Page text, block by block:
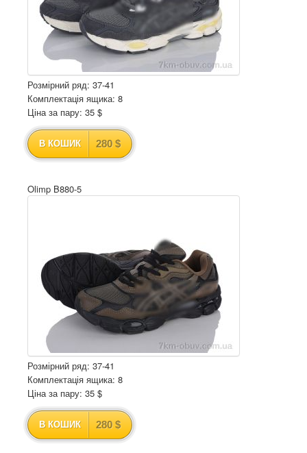
Розмірний ряд: 37-41
Комплектація ящика: 8
Ціна за пару: 35 $
В КОШИК 280 $
Olimp B880-5
Розмірний ряд: 37-41
Комплектація ящика: 8
Ціна за пару: 35 $
В КОШИК 280 $